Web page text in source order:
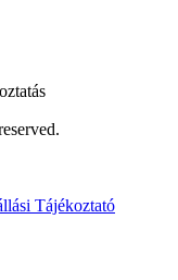
Tájékoztató